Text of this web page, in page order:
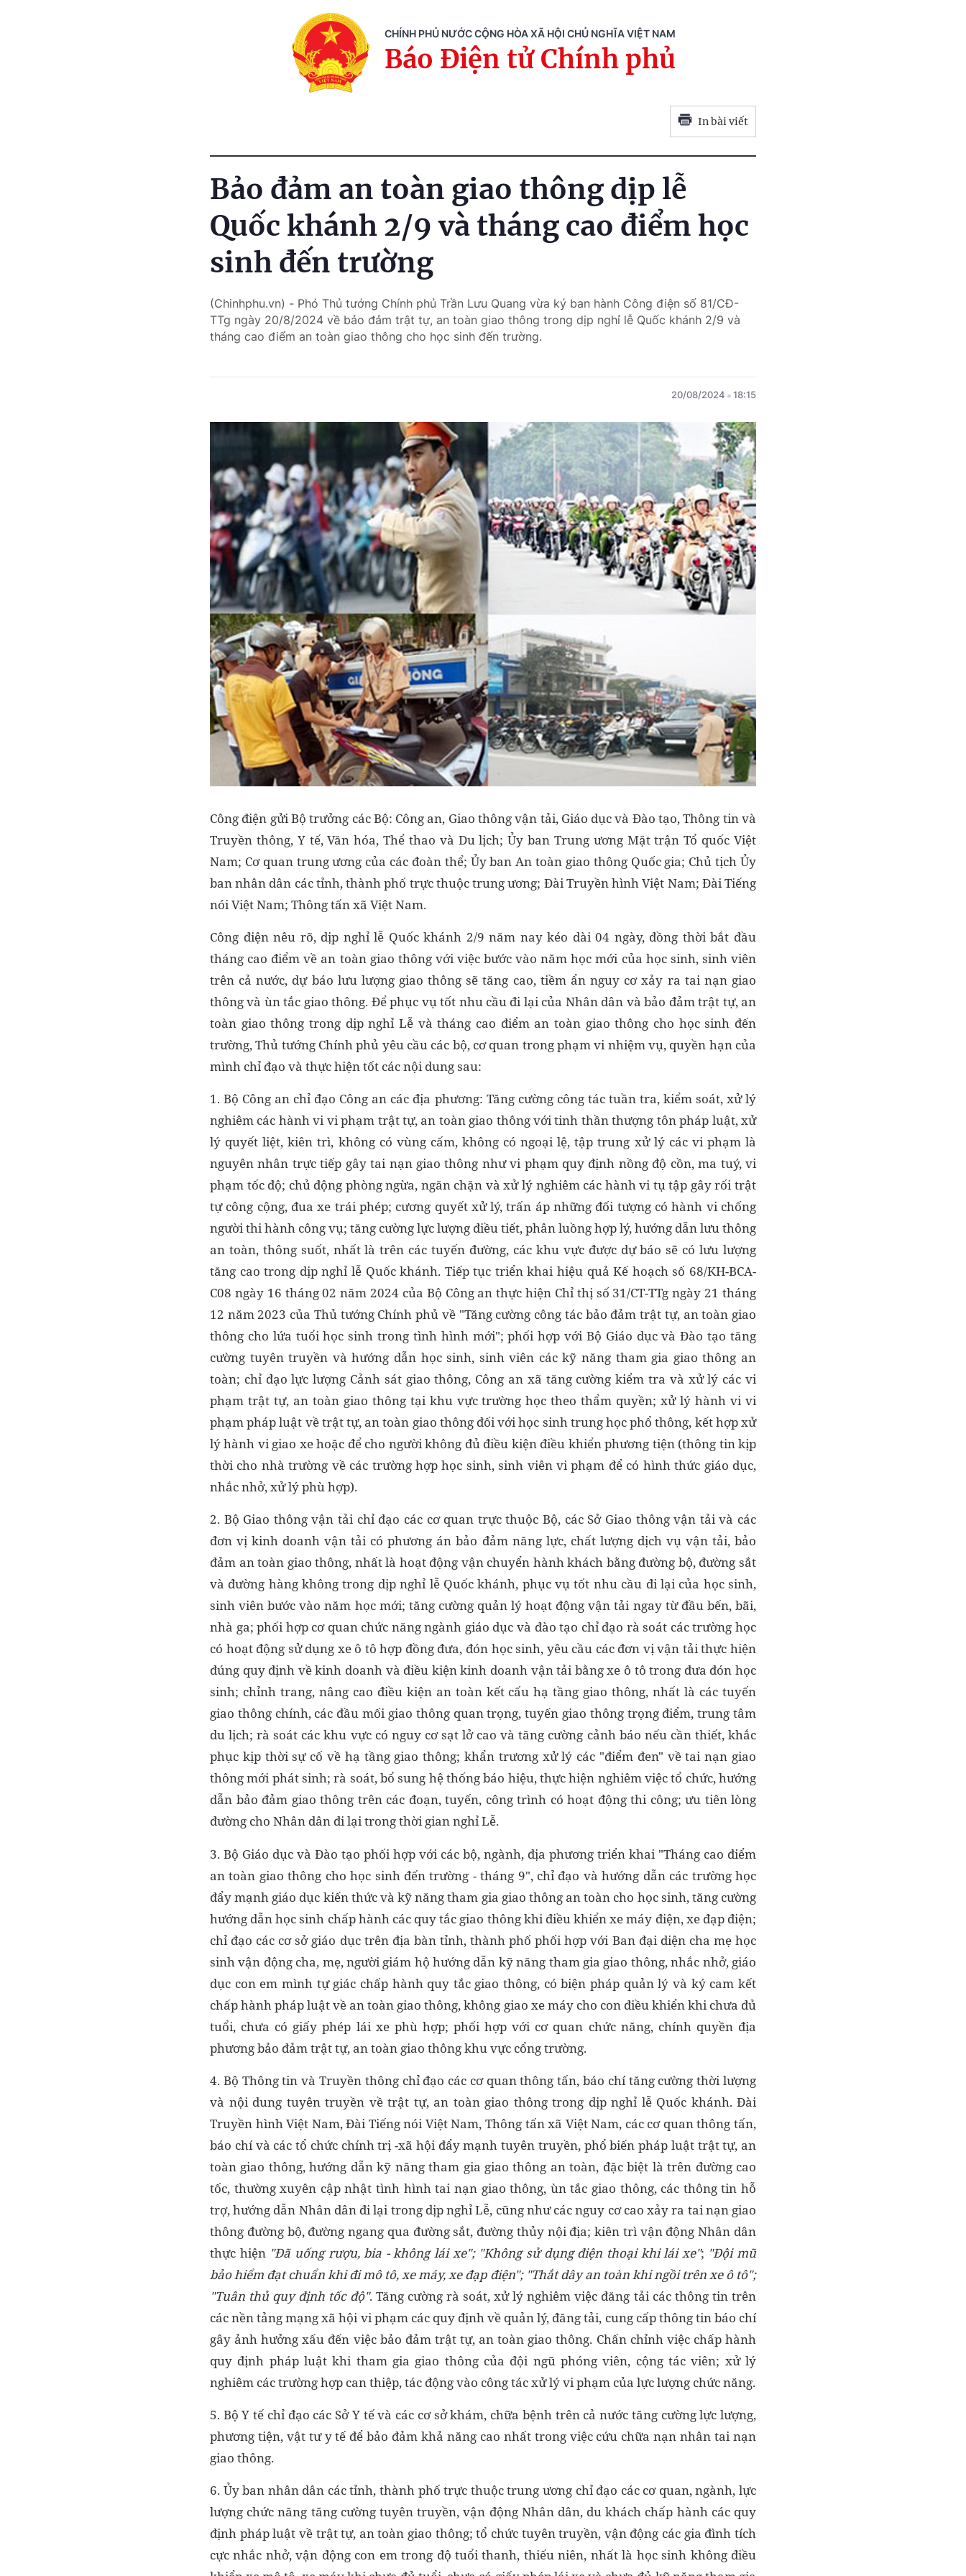
CHÍNH PHỦ NƯỚC CỘNG HÒA XÃ HỘI CHỦ NGHĨA VIỆT NAM
Báo Điện tử Chính phủ
In bài viết
Bảo đảm an toàn giao thông dịp lễ
Quốc khánh 2/9 và tháng cao điểm học
sinh đến trường
(Chinhphu.vn) - Phó Thủ tướng Chính phủ Trần Lưu Quang vừa ký ban hành Công điện số 81/CĐ-
TTg ngày 20/8/2024 về bảo đảm trật tự, an toàn giao thông trong dịp nghỉ lễ Quốc khánh 2/9 và
tháng cao điểm an toàn giao thông cho học sinh đến trường.
20/08/2024 18:15
Công điện gửi Bộ trưởng các Bộ: Công an, Giao thông vận tải, Giáo dục và Đào tạo, Thông tin và
Truyền thông, Y tế, Văn hóa, Thể thao và Du lịch; Ủy ban Trung ương Mặt trận Tổ quốc Việt
Nam; Cơ quan trung ương của các đoàn thể; Ủy ban An toàn giao thông Quốc gia; Chủ tịch Ủy
ban nhân dân các tỉnh, thành phố trực thuộc trung ương; Đài Truyền hình Việt Nam; Đài Tiếng
nói Việt Nam; Thông tấn xã Việt Nam.
Công điện nêu rõ, dịp nghỉ lễ Quốc khánh 2/9 năm nay kéo dài 04 ngày, đồng thời bắt đầu
tháng cao điểm về an toàn giao thông với việc bước vào năm học mới của học sinh, sinh viên
trên cả nước, dự báo lưu lượng giao thông sẽ tăng cao, tiềm ẩn nguy cơ xảy ra tai nạn giao
thông và ùn tắc giao thông. Để phục vụ tốt nhu cầu đi lại của Nhân dân và bảo đảm trật tự, an
toàn giao thông trong dịp nghỉ Lễ và tháng cao điểm an toàn giao thông cho học sinh đến
trường, Thủ tướng Chính phủ yêu cầu các bộ, cơ quan trong phạm vi nhiệm vụ, quyền hạn của
mình chỉ đạo và thực hiện tốt các nội dung sau:
1. Bộ Công an chỉ đạo Công an các địa phương: Tăng cường công tác tuần tra, kiểm soát, xử lý
nghiêm các hành vi vi phạm trật tự, an toàn giao thông với tinh thần thượng tôn pháp luật, xử
lý quyết liệt, kiên trì, không có vùng cấm, không có ngoại lệ, tập trung xử lý các vi phạm là
nguyên nhân trực tiếp gây tai nạn giao thông như vi phạm quy định nồng độ cồn, ma tuý, vi
phạm tốc độ; chủ động phòng ngừa, ngăn chặn và xử lý nghiêm các hành vi tụ tập gây rối trật
tự công cộng, đua xe trái phép; cương quyết xử lý, trấn áp những đối tượng có hành vi chống
người thi hành công vụ; tăng cường lực lượng điều tiết, phân luồng hợp lý, hướng dẫn lưu thông
an toàn, thông suốt, nhất là trên các tuyến đường, các khu vực được dự báo sẽ có lưu lượng
tăng cao trong dịp nghỉ lễ Quốc khánh. Tiếp tục triển khai hiệu quả Kế hoạch số 68/KH-BCA-
C08 ngày 16 tháng 02 năm 2024 của Bộ Công an thực hiện Chỉ thị số 31/CT-TTg ngày 21 tháng
12 năm 2023 của Thủ tướng Chính phủ về "Tăng cường công tác bảo đảm trật tự, an toàn giao
thông cho lứa tuổi học sinh trong tình hình mới"; phối hợp với Bộ Giáo dục và Đào tạo tăng
cường tuyên truyền và hướng dẫn học sinh, sinh viên các kỹ năng tham gia giao thông an
toàn; chỉ đạo lực lượng Cảnh sát giao thông, Công an xã tăng cường kiểm tra và xử lý các vi
phạm trật tự, an toàn giao thông tại khu vực trường học theo thẩm quyền; xử lý hành vi vi
phạm pháp luật về trật tự, an toàn giao thông đối với học sinh trung học phổ thông, kết hợp xử
lý hành vi giao xe hoặc để cho người không đủ điều kiện điều khiển phương tiện (thông tin kịp
thời cho nhà trường về các trường hợp học sinh, sinh viên vi phạm để có hình thức giáo dục,
nhắc nhở, xử lý phù hợp).
2. Bộ Giao thông vận tải chỉ đạo các cơ quan trực thuộc Bộ, các Sở Giao thông vận tải và các
đơn vị kinh doanh vận tải có phương án bảo đảm năng lực, chất lượng dịch vụ vận tải, bảo
đảm an toàn giao thông, nhất là hoạt động vận chuyển hành khách bằng đường bộ, đường sắt
và đường hàng không trong dịp nghỉ lễ Quốc khánh, phục vụ tốt nhu cầu đi lại của học sinh,
sinh viên bước vào năm học mới; tăng cường quản lý hoạt động vận tải ngay từ đầu bến, bãi,
nhà ga; phối hợp cơ quan chức năng ngành giáo dục và đào tạo chỉ đạo rà soát các trường học
có hoạt động sử dụng xe ô tô hợp đồng đưa, đón học sinh, yêu cầu các đơn vị vận tải thực hiện
đúng quy định về kinh doanh và điều kiện kinh doanh vận tải bằng xe ô tô trong đưa đón học
sinh; chỉnh trang, nâng cao điều kiện an toàn kết cấu hạ tầng giao thông, nhất là các tuyến
giao thông chính, các đầu mối giao thông quan trọng, tuyến giao thông trọng điểm, trung tâm
du lịch; rà soát các khu vực có nguy cơ sạt lở cao và tăng cường cảnh báo nếu cần thiết, khắc
phục kịp thời sự cố về hạ tầng giao thông; khẩn trương xử lý các "điểm đen" về tai nạn giao
thông mới phát sinh; rà soát, bổ sung hệ thống báo hiệu, thực hiện nghiêm việc tổ chức, hướng
dẫn bảo đảm giao thông trên các đoạn, tuyến, công trình có hoạt động thi công; ưu tiên lòng
đường cho Nhân dân đi lại trong thời gian nghỉ Lễ.
3. Bộ Giáo dục và Đào tạo phối hợp với các bộ, ngành, địa phương triển khai "Tháng cao điểm
an toàn giao thông cho học sinh đến trường - tháng 9", chỉ đạo và hướng dẫn các trường học
đẩy mạnh giáo dục kiến thức và kỹ năng tham gia giao thông an toàn cho học sinh, tăng cường
hướng dẫn học sinh chấp hành các quy tắc giao thông khi điều khiển xe máy điện, xe đạp điện;
chỉ đạo các cơ sở giáo dục trên địa bàn tỉnh, thành phố phối hợp với Ban đại diện cha mẹ học
sinh vận động cha, mẹ, người giám hộ hướng dẫn kỹ năng tham gia giao thông, nhắc nhở, giáo
dục con em mình tự giác chấp hành quy tắc giao thông, có biện pháp quản lý và ký cam kết
chấp hành pháp luật về an toàn giao thông, không giao xe máy cho con điều khiển khi chưa đủ
tuổi, chưa có giấy phép lái xe phù hợp; phối hợp với cơ quan chức năng, chính quyền địa
phương bảo đảm trật tự, an toàn giao thông khu vực cổng trường.
4. Bộ Thông tin và Truyền thông chỉ đạo các cơ quan thông tấn, báo chí tăng cường thời lượng
và nội dung tuyên truyền về trật tự, an toàn giao thông trong dịp nghỉ lễ Quốc khánh. Đài
Truyền hình Việt Nam, Đài Tiếng nói Việt Nam, Thông tấn xã Việt Nam, các cơ quan thông tấn,
báo chí và các tổ chức chính trị -xã hội đẩy mạnh tuyên truyền, phổ biến pháp luật trật tự, an
toàn giao thông, hướng dẫn kỹ năng tham gia giao thông an toàn, đặc biệt là trên đường cao
tốc, thường xuyên cập nhật tình hình tai nạn giao thông, ùn tắc giao thông, các thông tin hỗ
trợ, hướng dẫn Nhân dân đi lại trong dịp nghỉ Lễ, cũng như các nguy cơ cao xảy ra tai nạn giao
thông đường bộ, đường ngang qua đường sắt, đường thủy nội địa; kiên trì vận động Nhân dân
thực hiện "Đã uống rượu, bia -không lái xe"; "Không sử dụng điện thoại khi lái xe"; "Đội mũ
bảo hiểm đạt chuẩn khi đi mô tô, xe máy, xe đạp điện"; "Thắt dây an toàn khi ngồi trên xe ô tô";
"Tuân thủ quy định tốc độ". Tăng cường rà soát, xử lý nghiêm việc đăng tải các thông tin trên
các nền tảng mạng xã hội vi phạm các quy định về quản lý, đăng tải, cung cấp thông tin báo chí
gây ảnh hưởng xấu đến việc bảo đảm trật tự, an toàn giao thông. Chấn chỉnh việc chấp hành
quy định pháp luật khi tham gia giao thông của đội ngũ phóng viên, cộng tác viên; xử lý
nghiêm các trường hợp can thiệp, tác động vào công tác xử lý vi phạm của lực lượng chức năng.
5. Bộ Y tế chỉ đạo các Sở Y tế và các cơ sở khám, chữa bệnh trên cả nước tăng cường lực lượng,
phương tiện, vật tư y tế để bảo đảm khả năng cao nhất trong việc cứu chữa nạn nhân tai nạn
giao thông.
6. Ủy ban nhân dân các tỉnh, thành phố trực thuộc trung ương chỉ đạo các cơ quan, ngành, lực
lượng chức năng tăng cường tuyên truyền, vận động Nhân dân, du khách chấp hành các quy
định pháp luật về trật tự, an toàn giao thông; tổ chức tuyên truyền, vận động các gia đình tích
cực nhắc nhở, vận động con em trong độ tuổi thanh, thiếu niên, nhất là học sinh không điều